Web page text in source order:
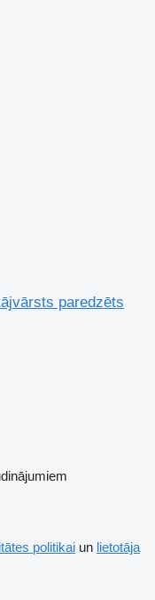
paredzēts
politikai un lietotāja